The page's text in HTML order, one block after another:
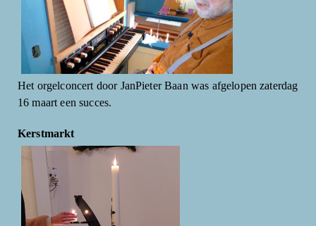
Het orgelconcert door JanPieter Baan was afgelopen zaterdag
16 maart een succes.
Kerstmarkt